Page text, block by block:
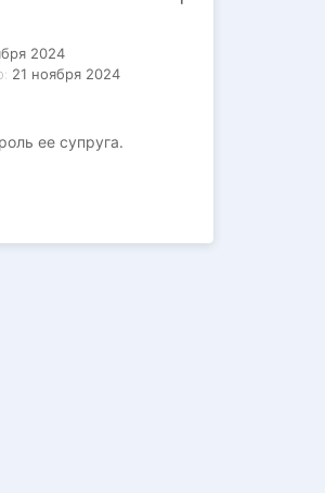
2024
21 ноября 2024
ее супруга.